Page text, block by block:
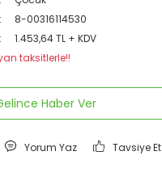
8-00316114530
1.453,64 TL + KDV
taksitlerle!!
Haber Ver
Yorum Yaz Tavsiye Et